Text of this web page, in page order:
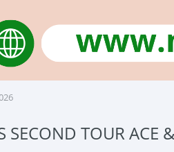
SECOND TOUR ACE